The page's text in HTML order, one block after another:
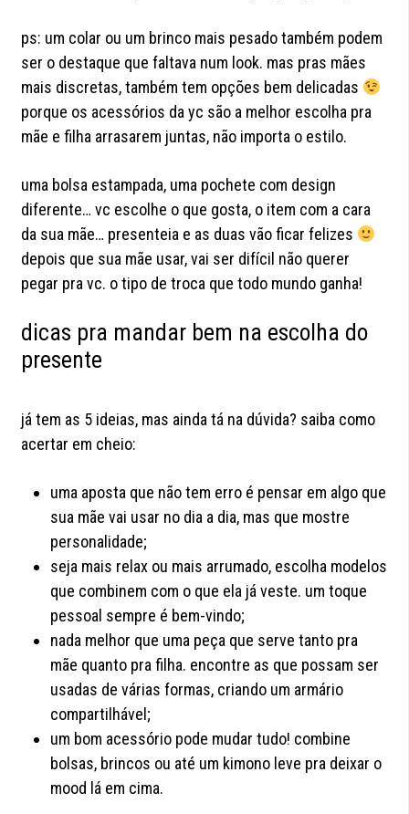
ps: um colar ou um brinco mais pesado também podem
ser o destaque que faltava num look. mas pras mães
mais discretas, também tem opções bem delicadas
porque os acessórios da yc são a melhor escolha pra
mãe e filha arrasarem juntas, não importa o estilo.
uma bolsa estampada, uma pochete com design
diferente… vc escolhe o que gosta, o item com a cara
da sua mãe… presenteia e as duas vão ficar felizes
depois que sua mãe usar, vai ser difícil não querer
pegar pra vc. o tipo de troca que todo mundo ganha!
dicas pra mandar bem na escolha do
presente
já tem as 5 ideias, mas ainda tá na dúvida? saiba como
acertar em cheio:
uma aposta que não tem erro é pensar em algo que
sua mãe vai usar no dia a dia, mas que mostre
personalidade;
seja mais relax ou mais arrumado, escolha modelos
que combinem com o que ela já veste. um toque
pessoal sempre é bem-vindo;
nada melhor que uma peça que serve tanto pra
mãe quanto pra filha. encontre as que possam ser
usadas de várias formas, criando um armário
compartilhável;
um bom acessório pode mudar tudo! combine
bolsas, brincos ou até um kimono leve pra deixar o
mood lá em cima.